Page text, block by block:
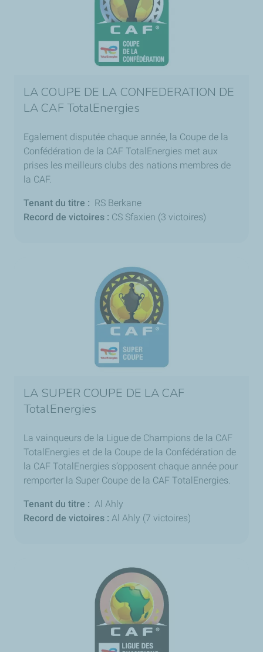
LA COUPE DE LA CONFEDERATION DE
LA CAF TotalEnergies
Egalement disputée chaque année, la Coupe de la
Confédération de la CAF TotalEnergies met aux
prises les meilleurs clubs des nations membres de
la CAF.
Tenant du titre : RS Berkane
Record de victoires : CS Sfaxien (3 victoires)
LA SUPER COUPE DE LA CAF
TotalEnergies
La vainqueurs de la Ligue de Champions de la CAF
TotalEnergies et de la Coupe de la Confédération de
la CAF TotalEnergies s’opposent chaque année pour
remporter la Super Coupe de la CAF TotalEnergies.
Tenant du titre : Al Ahly
Record de victoires : Al Ahly (7 victoires)